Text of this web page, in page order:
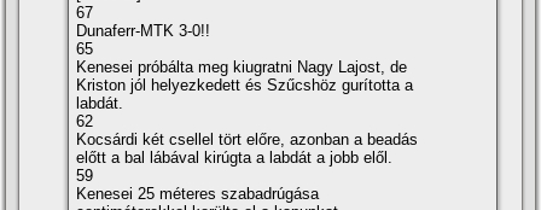
67
Dunaferr-MTK 3-0!!
65
Kenesei próbálta meg kiugratni Nagy Lajost, de
Kriston jól helyezkedett és Szűcshöz gurí­totta a
labdát.
62
Kocsárdi két csellel tört előre, azonban a beadás
előtt a bal lábával kirúgta a labdát a jobb elől.
59
Kenesei 25 méteres szabadrúgása